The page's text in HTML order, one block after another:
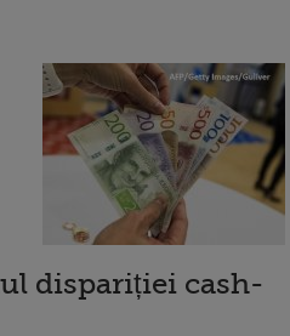
dispariției cash-